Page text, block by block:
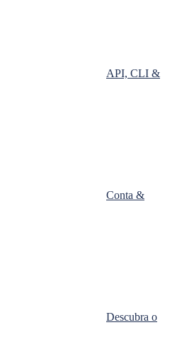
API, CLI &
Conta &
Descubra o